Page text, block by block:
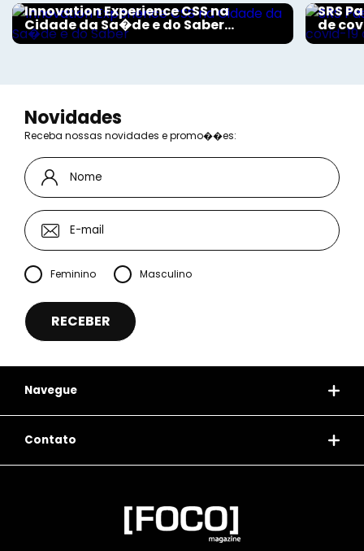
Innovation Experience CSS na
Cidade da Sa�de e do Saber...
SRS
de
Novidades
Receba nossas novidades e promo��es:
Feminino Masculino
Navegue
Contato